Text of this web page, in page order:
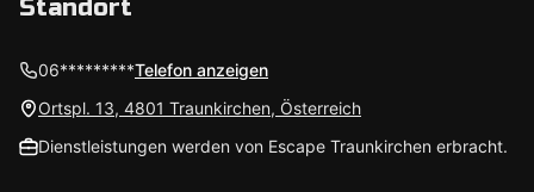
Standort
06*********Telefon anzeigen
Ortspl. 13, 4801 Traunkirchen, Österreich
Dienstleistungen werden von Escape Traunkirchen erbracht.